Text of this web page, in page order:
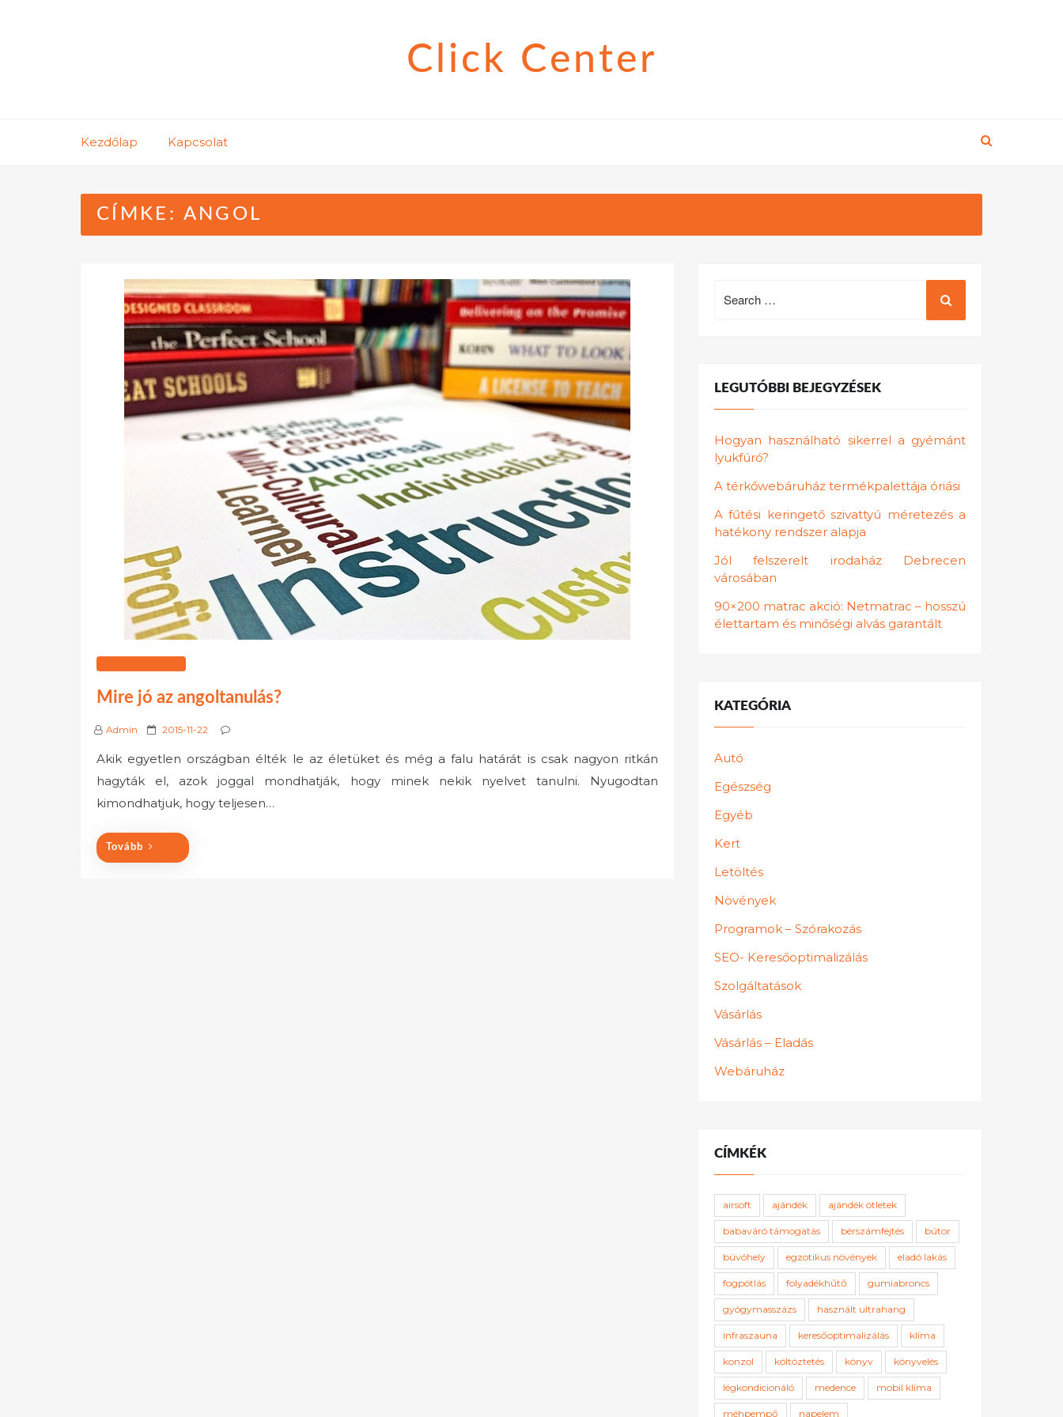
Click Center
Kezdőlap Kapcsolat
CÍMKE: ANGOL
Mire jó az angoltanulás?
Admin
P
s
t
e
o
2015-11-22
Akik egyetlen országban élték le az életüket és még a falu határát is csak nagyon ritkán
hagyták el, azok joggal mondhatják, hogy minek nekik nyelvet tanulni. Nyugodtan
kimondhatjuk, hogy teljesen…
Tovább
for:
LEGUTÓBBI BEJEGYZÉSEK
Hogyan használható sikerrel a gyémánt
lyukfúró?
A térkőwebáruház termékpalettája óriási
A fűtési keringető szivattyú méretezés a
hatékony rendszer alapja
Jól felszerelt irodaház Debrecen
városában
90×200 matrac akció: Netmatrac – hosszú
élettartam és minőségi alvás garantált
KATEGÓRIA
Autó
Egészség
Egyéb
Kert
Letöltés
Növények
Programok – Szórakozás
SEO- Keresőoptimalizálás
Szolgáltatások
Vásárlás
Vásárlás – Eladás
Webáruház
CÍMKÉK
airsoft ajándék ajándék ötletek
babaváró támogatás bérszámfejtés bútor
búvóhely egzotikus növények eladó lakás
fogpótlás folyadékhűtő gumiabroncs
gyógymasszázs használt ultrahang
infraszauna keresőoptimalizálás klíma
konzol költöztetés könyv könyvelés
légkondicionáló medence mobil klíma
méhpempő napelem